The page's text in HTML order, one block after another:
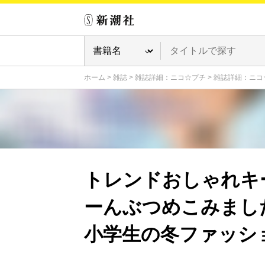
ホーム > 雑誌 > 雑誌詳細：ニコ☆プチ > 雑誌詳細：ニ
トレンドおしゃれ
ーんぶつめこみま
小学生の冬ファッ